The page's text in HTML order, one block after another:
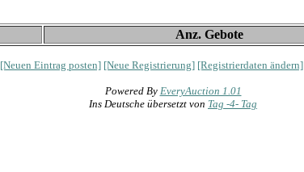
Anz. Gebote
[Neuen Eintrag posten] [Neue Registrierung] [Registrierdaten ändern]
Powered By EveryAuction 1.01
Ins Deutsche übersetzt von Tag -4- Tag